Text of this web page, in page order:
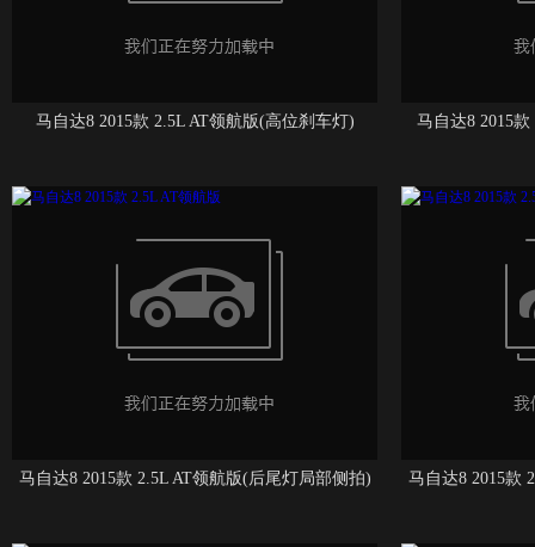
马自达8 2015款 2.5L AT领航版(高位刹车灯) 马自达8 2015
马自达8 2015款 2.5L AT领航版(后尾灯局部侧拍) 马自达8 2015款